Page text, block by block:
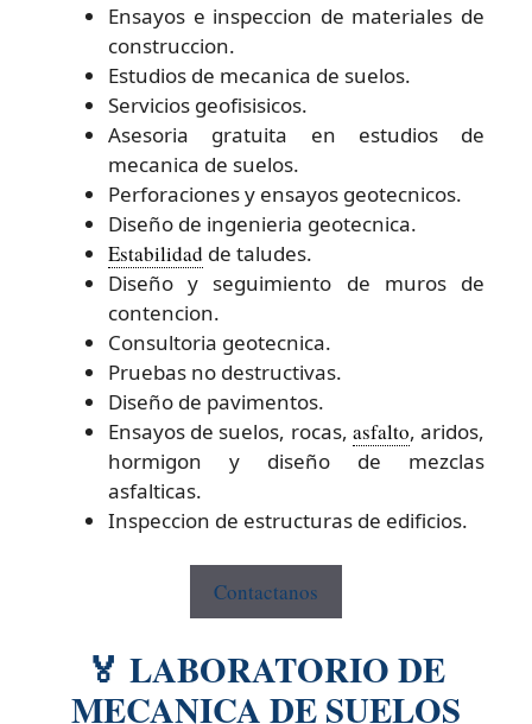
Ensayos e inspeccion de materiales de
construccion.
Estudios de mecanica de suelos.
Servicios geofisisicos.
Asesoria gratuita en estudios de
mecanica de suelos.
Perforaciones y ensayos geotecnicos.
Diseño de ingenieria geotecnica.
Estabilidad de taludes.
Diseño y seguimiento de muros de
contencion.
Consultoria geotecnica.
Pruebas no destructivas.
Diseño de pavimentos.
Ensayos de suelos, rocas, asfalto, aridos,
hormigon y diseño de mezclas
asfalticas.
Inspeccion de estructuras de edificios.
Contactanos
🏅 LABORATORIO DE
MECANICA DE SUELOS